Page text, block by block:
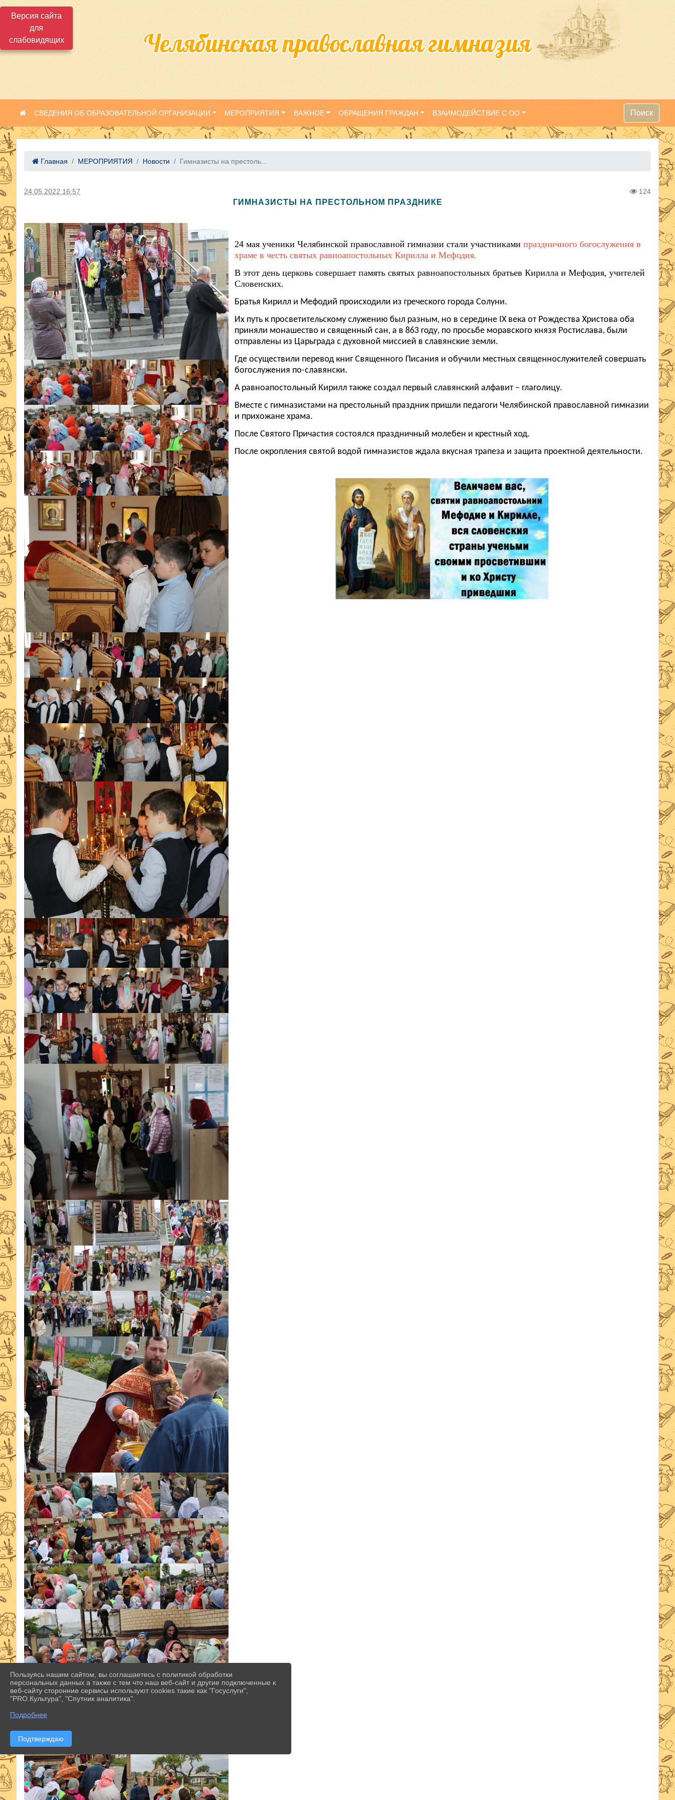
Версия сайта
для
слабовидящих
Челябинская православная гимназия
СВЕДЕНИЯ ОБ ОБРАЗОВАТЕЛЬНОЙ ОРГАНИЗАЦИИ МЕРОПРИЯТИЯ ВАЖНОЕ ОБРАЩЕНИЯ ГРАЖДАН ВЗАИМОДЕЙСТВИЕ С ОО Поиск
Главная МЕРОПРИЯТИЯ Новости Гимназисты на престоль...
24.05.2022 16:57 124
ГИМНАЗИСТЫ НА ПРЕСТОЛЬНОМ ПРАЗДНИКЕ
24 мая ученики Челябинской православной гимназии стали участниками праздничного богослужения в
храме в честь святых равноапостольных Кирилла и Мефодия.
В этот день церковь совершает память святых равноапостольных братьев Кирилла и Мефодия, учителей
Словенских.
Братья Кирилл и Мефодий происходили из греческого города Солуни.
Их путь к просветительскому служению был разным, но в середине IX века от Рождества Христова оба
приняли монашество и священный сан, а в 863 году, по просьбе моравского князя Ростислава, были
отправлены из Царьграда с духовной миссией в славянские земли.
Где осуществили перевод книг Священного Писания и обучили местных священнослужителей совершать
богослужения по-славянски.
А равноапостольный Кирилл также создал первый славянский алфавит – глаголицу.
Вместе с гимназистами на престольный праздник пришли педагоги Челябинской православной гимназии
и прихожане храма.
После Святого Причастия состоялся праздничный молебен и крестный ход.
После окропления святой водой гимназистов ждала вкусная трапеза и защита проектной деятельности.
Пользуясь нашим сайтом, вы соглашаетесь с политикой обработки
персональных данных а также с тем что наш веб-сайт и другие подключенные к
веб-сайту сторонние сервисы используют cookies такие как "Госуслуги",
"PRO.Культура", "Спутник аналитика".
Подробнее
Подтверждаю